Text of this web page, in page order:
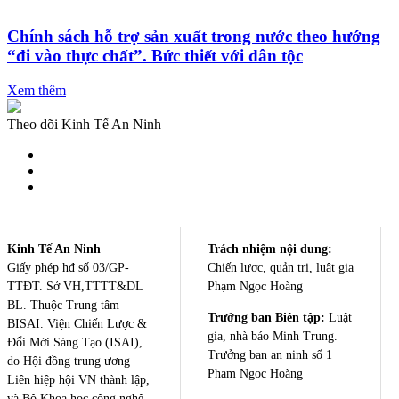
Chính sách hỗ trợ sản xuất trong nước theo hướng
“đi vào thực chất”. Bức thiết với dân tộc
Xem thêm
Theo dõi Kinh Tế An Ninh
Kinh Tế An Ninh
Giấy phép hđ số 03/GP-
TTĐT. Sở VH,TTTT&DL
BL. Thuộc Trung tâm
BISAI. Viện Chiến Lược &
Đổi Mới Sáng Tạo (ISAI),
do Hội đồng trung ương
Liên hiệp hội VN thành lập,
Trách nhiệm nội dung:
Chiến lược, quản trị, luật gia
Phạm Ngọc Hoàng
Trưởng ban Biên tập: Luật
gia, nhà báo Minh Trung.
Trưởng ban an ninh số 1
Phạm Ngọc Hoàng